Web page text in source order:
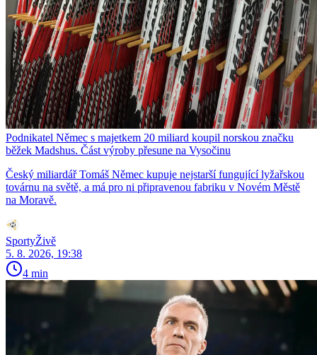
Podnikatel Němec s majetkem 20 miliard koupil norskou značku
běžek Madshus. Část výroby přesune na Vysočinu
Český miliardář Tomáš Němec kupuje nejstarší fungující lyžařskou
továrnu na světě, a má pro ni připravenou fabriku v Novém Městě
na Moravě.
SportyŽivě
5. 8. 2026, 19:38
4 min